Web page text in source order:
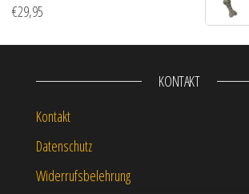
€29,95
KONTAKT
Kontakt
Datenschutz
Widerrufsbelehrung